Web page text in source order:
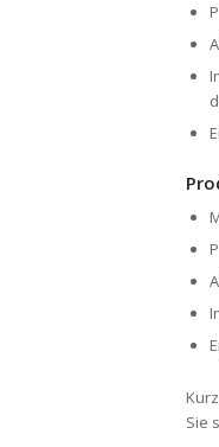
Sie